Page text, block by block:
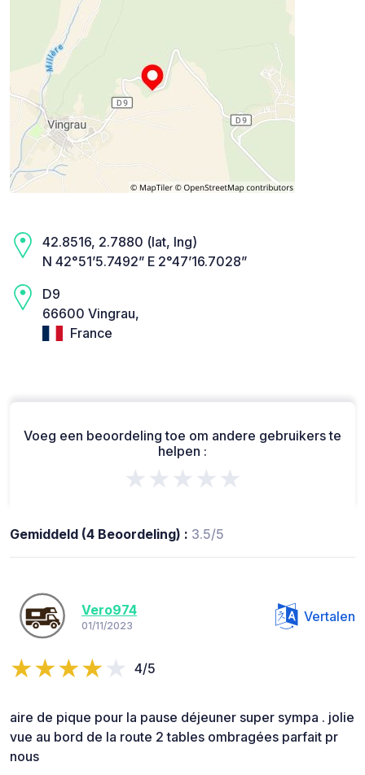
42.8516, 2.7880 (lat, lng)
N 42°51’5.7492” E 2°47’16.7028”
D9
66600 Vingrau,
France
Voeg een beoordeling toe om andere gebruikers te
helpen :
★★★★★
Gemiddeld (4 Beoordeling) : 3.5/5
Vero974
01/11/2023
Vertalen
4/5
aire de pique pour la pause déjeuner super sympa . jolie
vue au bord de la route 2 tables ombragées parfait pr
nous